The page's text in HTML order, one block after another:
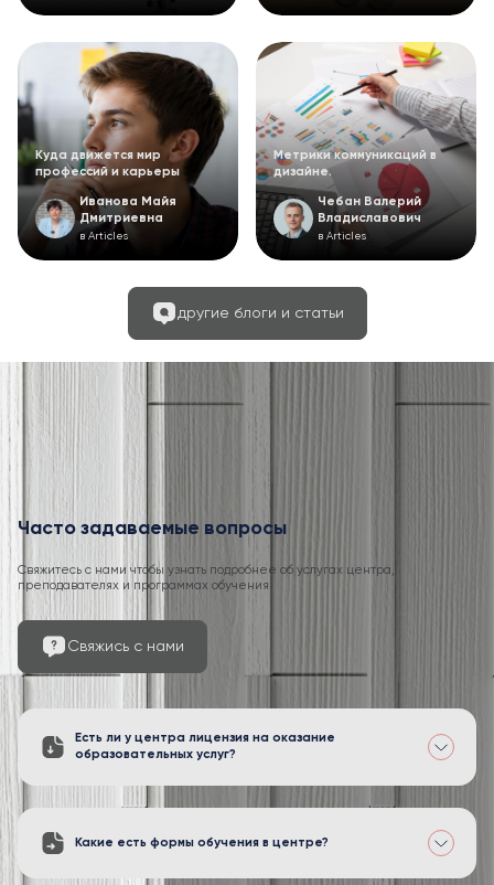
Куда движется мир
профессий и карьеры
Иванова Майя
Дмитриевна
в Articles
Метрики коммуникаций в
дизайне.
Чебан Валерий
Владиславович
в Articles
другие блоги и статьи
Часто задаваемые вопросы
Свяжитесь с нами чтобы узнать подробнее об услугах центра,
преподавателях и программах обучения
Свяжись с нами
Есть ли у центра лицензия на оказание
образовательных услуг?
Какие есть формы обучения в центре?